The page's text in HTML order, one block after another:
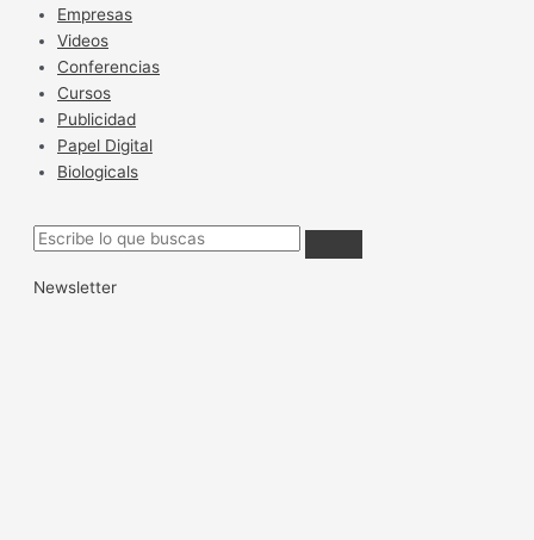
Empresas
Videos
Conferencias
Cursos
Publicidad
Papel Digital
Biologicals
Newsletter